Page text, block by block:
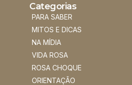
Categorias
PARA SABER
MITOS E DICAS
NA MÍDIA
VIDA ROSA
ROSA CHOQUE
ORIENTAÇÃO